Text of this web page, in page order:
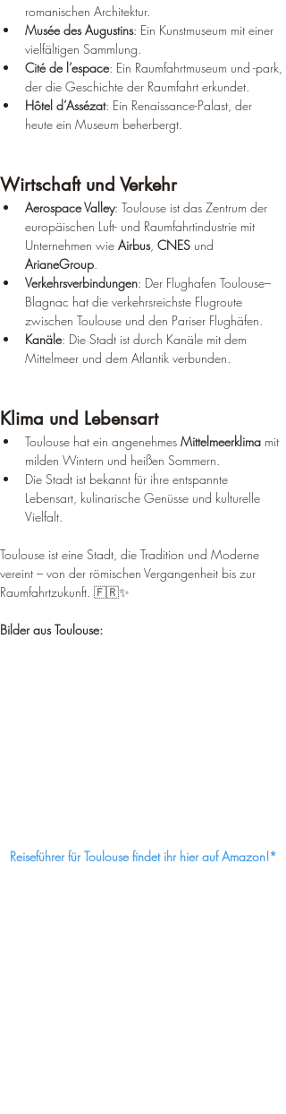
romanischen Architektur.
Musée des Augustins: Ein Kunstmuseum mit einer
vielfältigen Sammlung.
Cité de l’espace: Ein Raumfahrtmuseum und -park,
der die Geschichte der Raumfahrt erkundet.
Hôtel d’Assézat: Ein Renaissance-Palast, der
heute ein Museum beherbergt.
Wirtschaft und Verkehr
Aerospace Valley: Toulouse ist das Zentrum der
europäischen Luft- und Raumfahrtindustrie mit
Unternehmen wie Airbus, CNES und
ArianeGroup.
Verkehrsverbindungen: Der Flughafen Toulouse–
Blagnac hat die verkehrsreichste Flugroute
zwischen Toulouse und den Pariser Flughäfen.
Kanäle: Die Stadt ist durch Kanäle mit dem
Mittelmeer und dem Atlantik verbunden.
Klima und Lebensart
Toulouse hat ein angenehmes Mittelmeerklima mit
milden Wintern und heißen Sommern.
Die Stadt ist bekannt für ihre entspannte
Lebensart, kulinarische Genüsse und kulturelle
Vielfalt.
Toulouse ist eine Stadt, die Tradition und Moderne
vereint – von der römischen Vergangenheit bis zur
Raumfahrtzukunft. 🇫🇷✨
Bilder aus Toulouse:
Reiseführer für Toulouse findet ihr hier auf Amazon!*